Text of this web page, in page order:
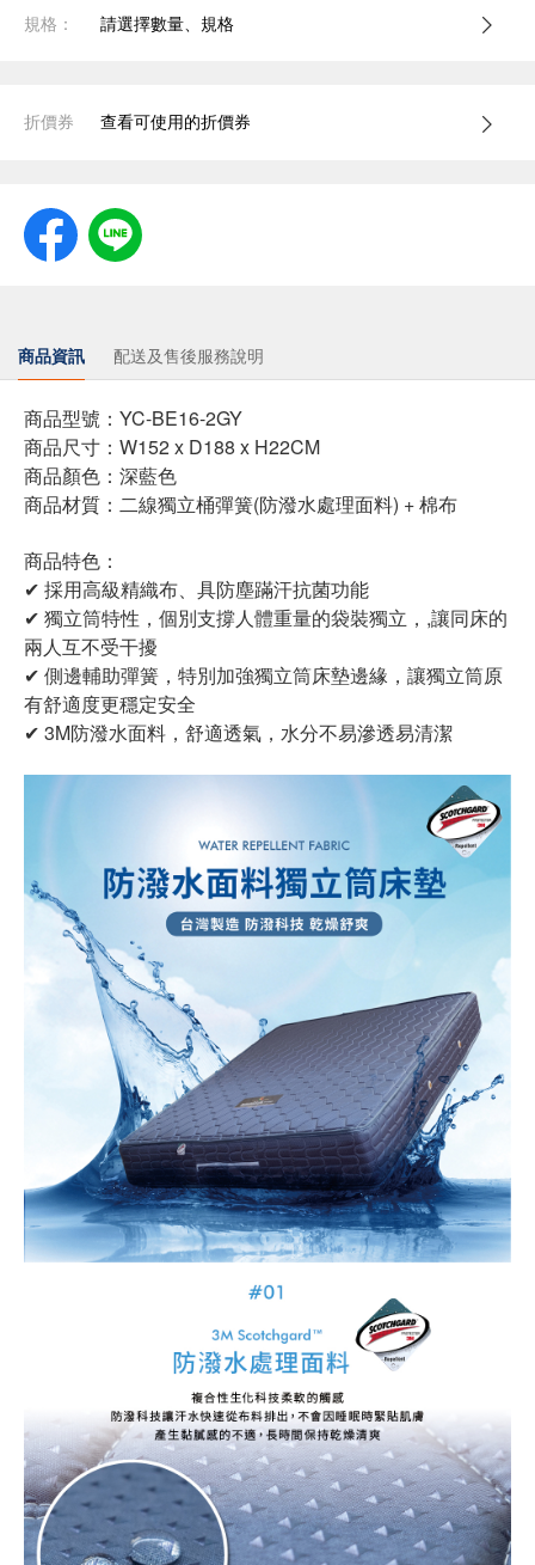
規格： 請選擇數量、規格
折價券 查看可使用的折價券
商品資訊 配送及售後服務說明
商品型號：YC-BE16-2GY
商品尺寸：W152 x D188 x H22CM
商品顏色：深藍色
商品材質：二線獨立桶彈簧(防潑水處理面料) + 棉布
商品特色：
✔ 採用高級精織布、具防塵蹣汗抗菌功能
✔ 獨立筒特性，個別支撐人體重量的袋裝獨立，,讓同床的
兩人互不受干擾
✔ 側邊輔助彈簧，特別加強獨立筒床墊邊緣，讓獨立筒原
有舒適度更穩定安全
✔ 3M防潑水面料，舒適透氣，水分不易滲透易清潔